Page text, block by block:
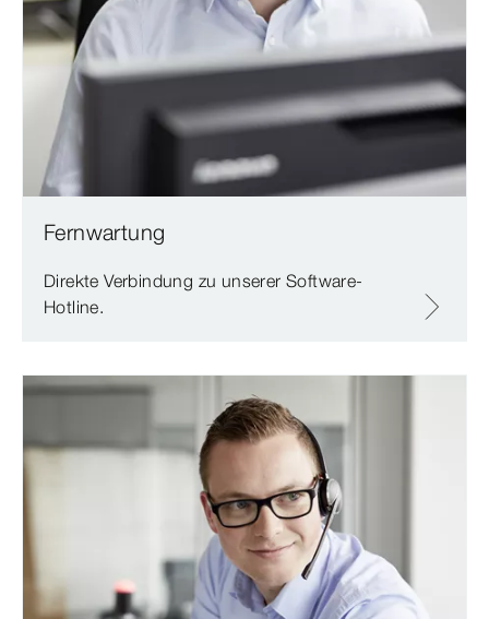
Fernwartung
Direkte Verbindung zu unserer Software-
Hotline.